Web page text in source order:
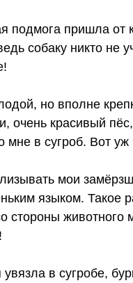
подмога пришла от
собаку никто не
но вполне
очень красивый
мне в сугроб. Вот уж
мои
языком. Такое
стороны животного
в сугробе,